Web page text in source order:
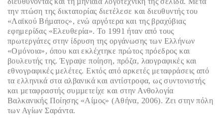
την πτώση της δικτατορίας διετέλεσε και διευθυντής του
«Λαϊκού Βήµατος», ενώ αργότερα και της βραχύβιας
εφημερίδας «Ελευθερία». Το 1991 ήταν από τους
πρωτεργάτες στην ίδρυση της οργάνωσης των Ελλήνων
«Ομόνοια», όπου και εκλέχτηκε πρώτος πρόεδρος και
βουλευτής της. Έγραψε ποίηση, πρόζα, λαογραφικές και
εθνογραφικές µελέτες. Εκτός από αρκετές μεταφράσεις από
τα ελληνικά στα αλβανικά και αντίστροφα, ως συντονιστής
και µεταφραστής συµµετείχε και στην Ανθολογία
Βαλκανικής Ποίησης «Αίµος» (Αθήνα, 2006). Ζει στην πόλη
των Αγίων Σαράντα.